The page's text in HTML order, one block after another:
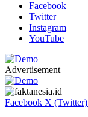
Facebook
Twitter
Instagram
YouTube
Advertisement
Facebook X (Twitter)